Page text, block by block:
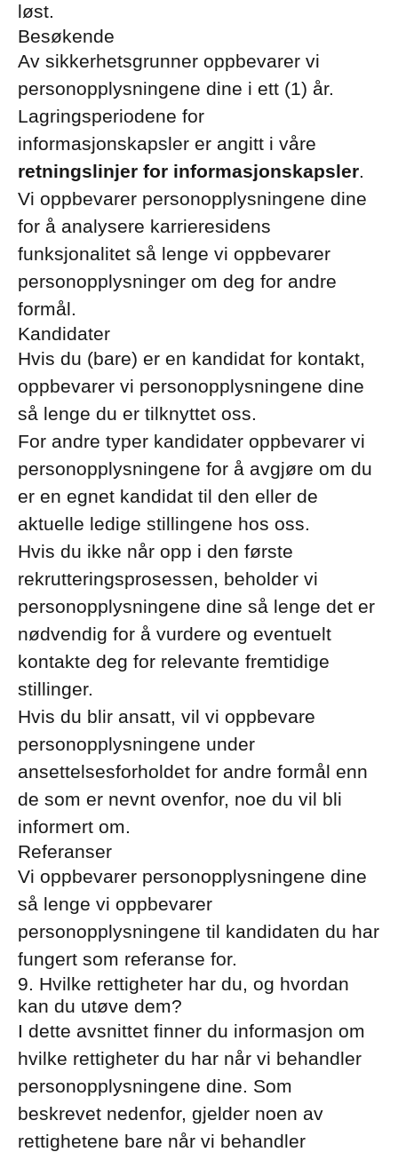
løst.
Besøkende
Av sikkerhetsgrunner oppbevarer vi
personopplysningene dine i ett (1) år.
Lagringsperiodene for
informasjonskapsler er angitt i våre
retningslinjer for informasjonskapsler.
Vi oppbevarer personopplysningene dine
for å analysere karrieresidens
funksjonalitet så lenge vi oppbevarer
personopplysninger om deg for andre
formål.
Kandidater
Hvis du (bare) er en kandidat for kontakt,
oppbevarer vi personopplysningene dine
så lenge du er tilknyttet oss.
For andre typer kandidater oppbevarer vi
personopplysningene for å avgjøre om du
er en egnet kandidat til den eller de
aktuelle ledige stillingene hos oss.
Hvis du ikke når opp i den første
rekrutteringsprosessen, beholder vi
personopplysningene dine så lenge det er
nødvendig for å vurdere og eventuelt
kontakte deg for relevante fremtidige
stillinger.
Hvis du blir ansatt, vil vi oppbevare
personopplysningene under
ansettelsesforholdet for andre formål enn
de som er nevnt ovenfor, noe du vil bli
informert om.
Referanser
Vi oppbevarer personopplysningene dine
så lenge vi oppbevarer
personopplysningene til kandidaten du har
fungert som referanse for.
9. Hvilke rettigheter har du, og hvordan
kan du utøve dem?
I dette avsnittet finner du informasjon om
hvilke rettigheter du har når vi behandler
personopplysningene dine. Som
beskrevet nedenfor, gjelder noen av
rettighetene bare når vi behandler